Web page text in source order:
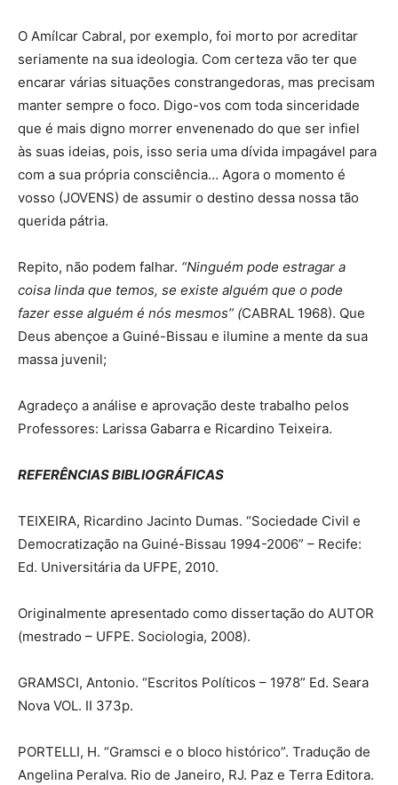
O Amílcar Cabral, por exemplo, foi morto por acreditar
seriamente na sua ideologia. Com certeza vão ter que
encarar várias situações constrangedoras, mas precisam
manter sempre o foco. Digo-vos com toda sinceridade
que é mais digno morrer envenenado do que ser infiel
às suas ideias, pois, isso seria uma dívida impagável para
com a sua própria consciência… Agora o momento é
vosso (JOVENS) de assumir o destino dessa nossa tão
querida pátria.
Repito, não podem falhar. “Ninguém pode estragar a
coisa linda que temos, se existe alguém que o pode
fazer esse alguém é nós mesmos” (CABRAL 1968). Que
Deus abençoe a Guiné-Bissau e ilumine a mente da sua
massa juvenil;
Agradeço a análise e aprovação deste trabalho pelos
Professores: Larissa Gabarra e Ricardino Teixeira.
REFERÊNCIAS BIBLIOGRÁFICAS
TEIXEIRA, Ricardino Jacinto Dumas. “Sociedade Civil e
Democratização na Guiné-Bissau 1994-2006” – Recife:
Ed. Universitária da UFPE, 2010.
Originalmente apresentado como dissertação do AUTOR
(mestrado – UFPE. Sociologia, 2008).
GRAMSCI, Antonio. “Escritos Políticos – 1978” Ed. Seara
Nova VOL. II 373p.
PORTELLI, H. “Gramsci e o bloco histórico”. Tradução de
Angelina Peralva. Rio de Janeiro, RJ. Paz e Terra Editora.